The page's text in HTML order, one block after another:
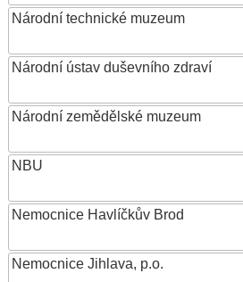
Národní technické muzeum
Národní ústav duševního zdraví
Národní zemědělské muzeum
NBU
Nemocnice Havlíčkův Brod
Nemocnice Jihlava, p.o.